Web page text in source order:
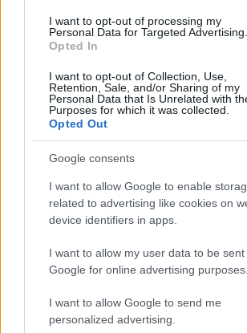
I want to opt-out of processing my
Personal Data for Targeted Advertising.
Opted In
I want to opt-out of Collection, Use,
Retention, Sale, and/or Sharing of my
Personal Data that Is Unrelated with
Purposes for which it was collected.
Opted Out
Google consents
I want to allow Google to enable
related to advertising like cookies on
device identifiers in apps.
I want to allow my user data to be sent
Google for online advertising purposes.
I want to allow Google to send me
personalized advertising.
Malescomics 2026: eventi, ospiti e
Andrea Conforti · 5 Ago 2026
PIÙ LETTI
Il mercato dell’intelligenza artificiale
un balzo verso il futuro